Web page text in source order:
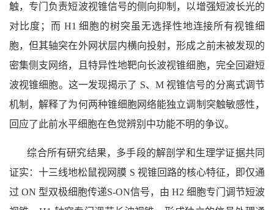
触，专门负责短波视锥信号的侧向抑制，以增强短波长光的
对比度；而 H1 细胞的树突虽无选择性地连接所有视锥细
胞，但其轴突在外网状层内横向投射，形成之前未被发现的
密集侧支网络，且特异性地靶向长波视锥细胞，完全回避短
波视锥细胞。这一发现揭示了 S、M 视锥信号的分离式调节
机制，解释了为何两种锥细胞网络能独立调制突触敏感性，
回应了此前水平细胞在色觉辨别中功能不明的争议。
综合所有研究结果，多手段的解剖学和生理学证据共同
证实：十三线地松鼠视网膜 S 视锥回路的核心特征，即仅通
过 ON 型双极细胞传递S-ON信号，由 H2 细胞专门调节短波